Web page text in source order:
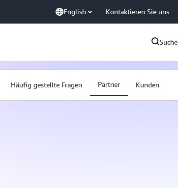
English Kontaktieren Sie uns
Suche
Häufig gestellte Fragen Partner Kunden